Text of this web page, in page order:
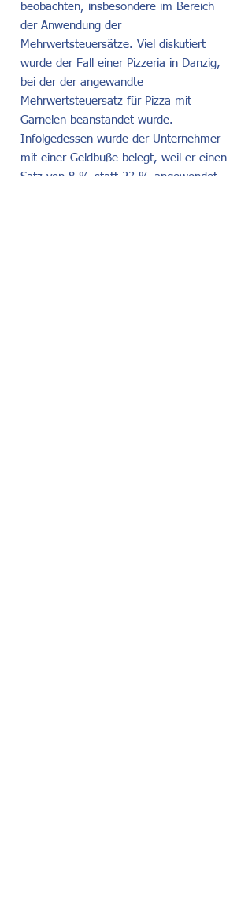
beobachten, insbesondere im Bereich
der Anwendung der
Mehrwertsteuersätze. Viel diskutiert
wurde der Fall einer Pizzeria in Danzig,
bei der der angewandte
Mehrwertsteuersatz für Pizza mit
Garnelen beanstandet wurde.
Infolgedessen wurde der Unternehmer
mit einer Geldbuße belegt, weil er einen
Satz von 8 % statt 23 % angewendet